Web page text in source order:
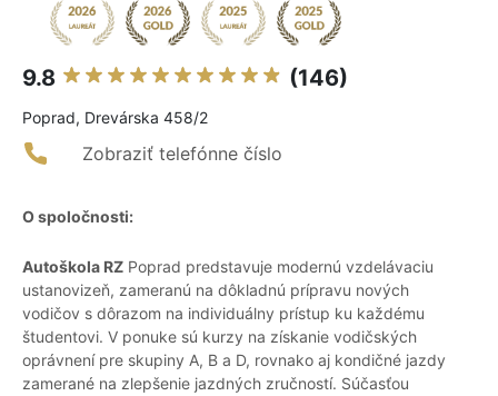
9.8 (146)
Poprad, Drevárska 458/2
Zobraziť telefónne číslo
O spoločnosti:
Autoškola RZ Poprad predstavuje modernú vzdelávaciu
ustanovizeň, zameranú na dôkladnú prípravu nových
vodičov s dôrazom na individuálny prístup ku každému
študentovi. V ponuke sú kurzy na získanie vodičských
oprávnení pre skupiny A, B a D, rovnako aj kondičné jazdy
zamerané na zlepšenie jazdných zručností. Súčasťou